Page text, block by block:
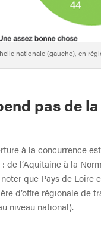
nationale (gauche), en
pas de
à la concurrence
de l’Aquitaine à la
que Pays de Loire
d’offre régionale de
niveau national).